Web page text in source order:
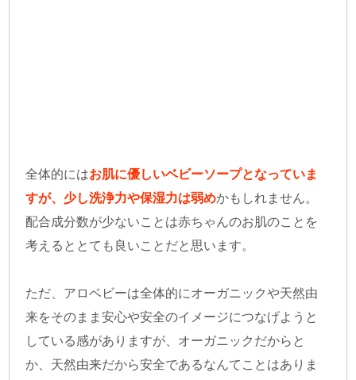
全体的にはお肌に優しいベビーソープとなっていま
すが、少し洗浄力や保湿力は弱めかもしれません。
配合成分数が少ないことは赤ちゃんのお肌のことを
考えるととても良いことだと思います。
ただ、アロベビーは全体的にオーガニックや天然由
来をそのまま安心や安全のイメージにつなげようと
している感がありますが、オーガニックだからと
か、天然由来だから安全であるなんてことはありま